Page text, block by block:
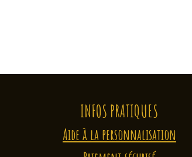
INFOS PRATIQUES
Aide à la personnalisation